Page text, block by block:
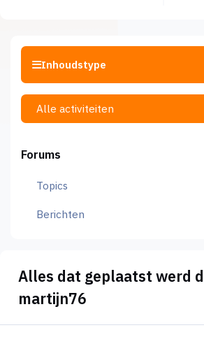
Inhoudstype
Alle activiteiten
Forums
Topics
Berichten
Alles dat geplaatst werd
martijn76